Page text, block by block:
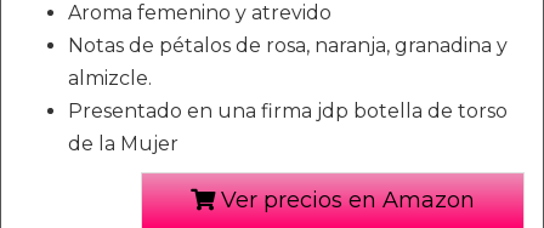
Aroma femenino y atrevido
Notas de pétalos de rosa, naranja, granadina y
almizcle.
Presentado en una firma jdp botella de torso
de la Mujer
Ver precios en Amazon